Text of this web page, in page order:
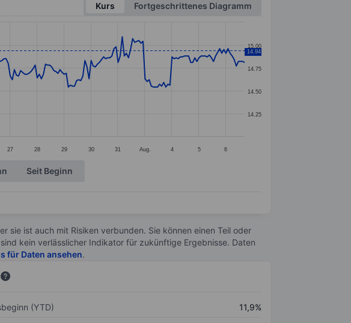
Kurs
Fortgeschrittenes Diagramm
27 28 29 30 31 Aug. 4 5 6
14.25
14.50
14.75
15.00
14.94
Seit Beginn
ist auch mit Risiken verbunden. Sie können einen Teil oder
kein verlässlicher Indikator für zukünftige Ergebnisse. Daten
für Daten ansehen.
(YTD)
11,9%